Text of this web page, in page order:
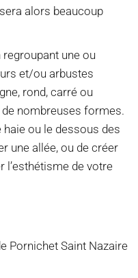
alors beaucoup
une ou
et/ou arbustes
rond, carré ou
nombreuses formes.
haie ou le dessous des
une allée, ou de créer
l’esthétisme de votre